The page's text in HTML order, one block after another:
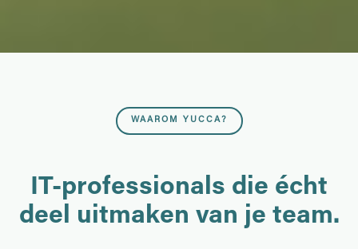
WAAROM YUCCA?
IT-professionals die écht
deel uitmaken van je team.